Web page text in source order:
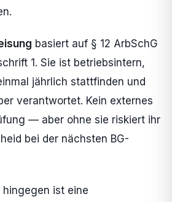
basiert auf § 12 ArbSchG
1. Sie ist betriebsintern,
jährlich stattfinden und
verantwortet. Kein externes
— aber ohne sie riskiert ihr
bei der nächsten BG-
hingegen ist eine